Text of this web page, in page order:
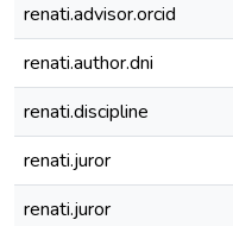
renati.advisor.orcid
renati.author.dni
renati.discipline
renati.juror
renati.juror